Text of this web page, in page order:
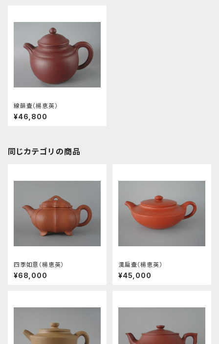
線韻壷（楊恵英）
¥46,800
同じカテゴリの商品
四季如意（楊恵英）
¥68,000
漢扁壷（楊恵英）
¥45,000